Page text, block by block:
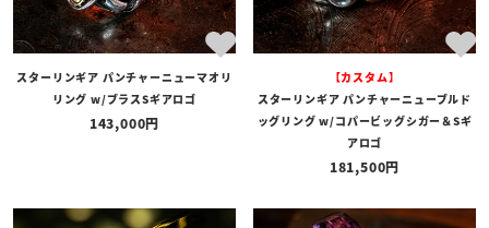
スターリンギア パンチャーニューマオリ
リング w/ブラスSギアロゴ
143,000
【カスタム】
スターリンギア パンチャーニューブルド
ッグリング w/コパービッグシガー＆Sギ
アロゴ
181,500